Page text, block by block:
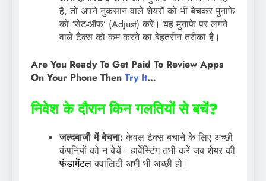
हैं, तो अपने नुकसान वाले शेयरों को भी बेचकर मुनाफे
को ‘सेट-ऑफ’ (Adjust) करें। यह मुनाफे पर लगने
वाले टैक्स को कम करने का बेहतरीन तरीका है।
Are You Ready To Get Paid To Review Apps
On Your Phone Then Try It…
निवेश के दौरान किन गलतियों से बचें?
जल्दबाजी में बेचना: केवल टैक्स बचाने के लिए अच्छी
कंपनियों को न बेचें। हार्वेस्टिंग तभी करें जब शेयर की
फंडामेंटलक्वालिटी अभी भी अच्छी हो।